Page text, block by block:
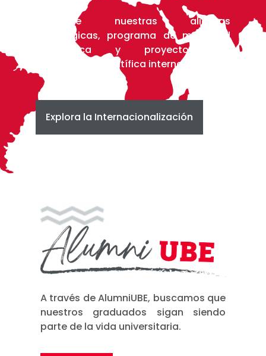
Descubre nuestras alianzas
estratégicas, programa de movilidad
académica y proyectos de
cooperación científica internacional.
Explora la Internacionalización
A través de AlumniUBE, buscamos que
nuestros graduados sigan siendo
parte de la vida universitaria.